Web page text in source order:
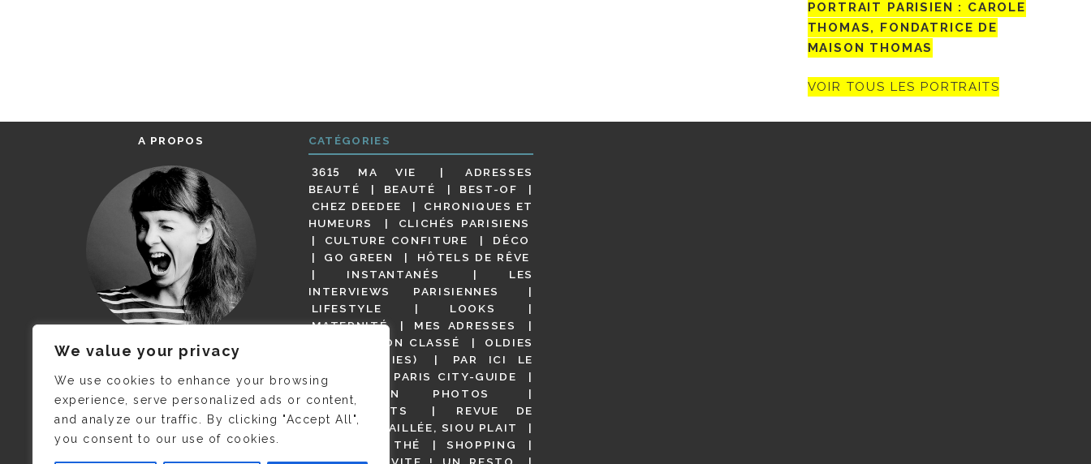
We value your privacy
We use cookies to enhance your browsing
experience, serve personalized ads or content,
and analyze our traffic. By clicking "Accept All",
you consent to our use of cookies.
PORTRAIT PARISIEN : CAROLE
THOMAS, FONDATRICE DE
MAISON THOMAS
VOIR TOUS LES PORTRAITS
A PROPOS
JE M’APPELLE DELPHINE MAIS
C’EST ©CAMILLE COLLIN QUI A
PRIS CETTE PHOTO !
CATÉGORIES
3615 MA VIE
ADRESSES
BEAUTÉ
BEAUTÉ
BEST-OF
CHEZ DEEDEE
CHRONIQUES ET
HUMEURS
CLICHÉS PARISIENS
CULTURE CONFITURE
DÉCO
GO GREEN
HÔTELS DE RÊVE
INSTANTANÉS
LES
INTERVIEWS PARISIENNES
LIFESTYLE
LOOKS
MATERNITÉ
MES ADRESSES
NON CLASSÉ
OLDIES
(BUT GOODIES)
PAR ICI LE
MAGOT !
PARIS CITY-GUIDE
PARIS EN PHOTOS
RESTAURANTS
REVUE DE
PRESSE DÉTAILLÉE, SIOU PLAIT
SALONS DE THÉ
SHOPPING
VIDÉOS
VITE ! UN RESTO